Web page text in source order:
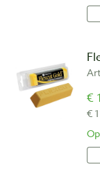
€
€